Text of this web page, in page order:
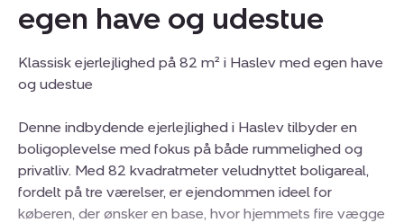
egen have og udestue
Klassisk ejerlejlighed på 82 m² i Haslev med egen have
og udestue
Denne indbydende ejerlejlighed i Haslev tilbyder en
boligoplevelse med fokus på både rummelighed og
privatliv. Med 82 kvadratmeter veludnyttet boligareal,
fordelt på tre værelser, er ejendommen ideel for
køberen, der ønsker en base, hvor hjemmets fire vægge